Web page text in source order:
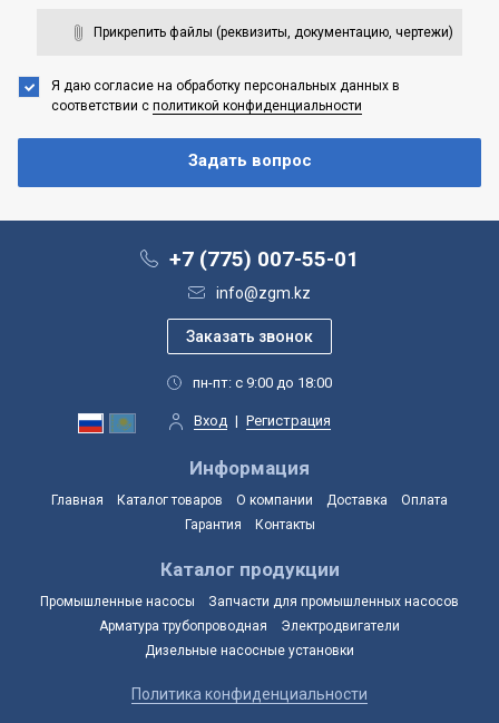
Прикрепить файлы (реквизиты, документацию, чертежи)
Я даю согласие на обработку персональных данных в
соответствии с политикой конфиденциальности
+7 (775) 007-55-01
info@zgm.kz
пн-пт: с 9:00 до 18:00
Вход | Регистрация
Информация
Главная Каталог товаров О компании Доставка
Оплата
Гарантия
Контакты
Каталог продукции
Промышленные насосы
Запчасти для промышленных насосов
Арматура трубопроводная
Электродвигатели
Дизельные насосные установки
Политика конфиденциальности